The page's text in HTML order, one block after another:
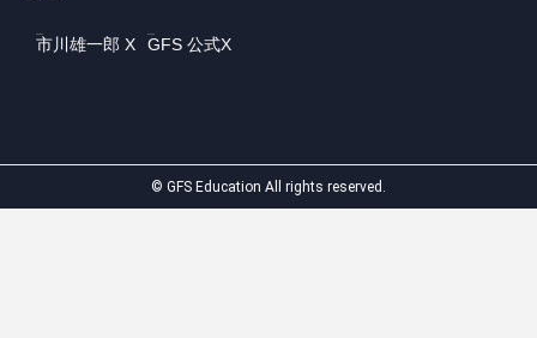
市川雄一郎 X GFS 公式X
© GFS Education All rights reserved.